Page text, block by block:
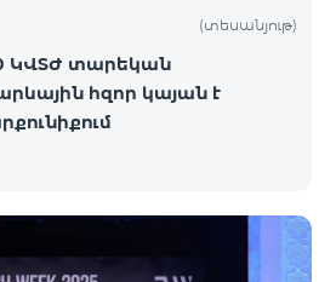
(տեսանյութ)
ԿՎՏԺ տարեկան
հզոր կայան է